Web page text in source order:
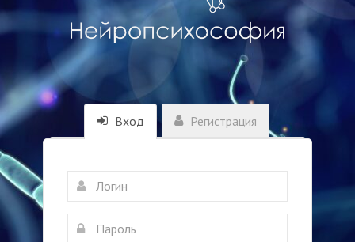
Вход Регистрация